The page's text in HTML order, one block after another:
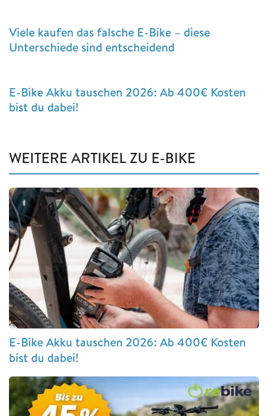
Viele kaufen das falsche E-Bike – diese
Unterschiede sind entscheidend
E-Bike Akku tauschen 2026: Ab 400€ Kosten
bist du dabei!
WEITERE ARTIKEL ZU E-BIKE
E-Bike Akku tauschen 2026: Ab 400€ Kosten
bist du dabei!